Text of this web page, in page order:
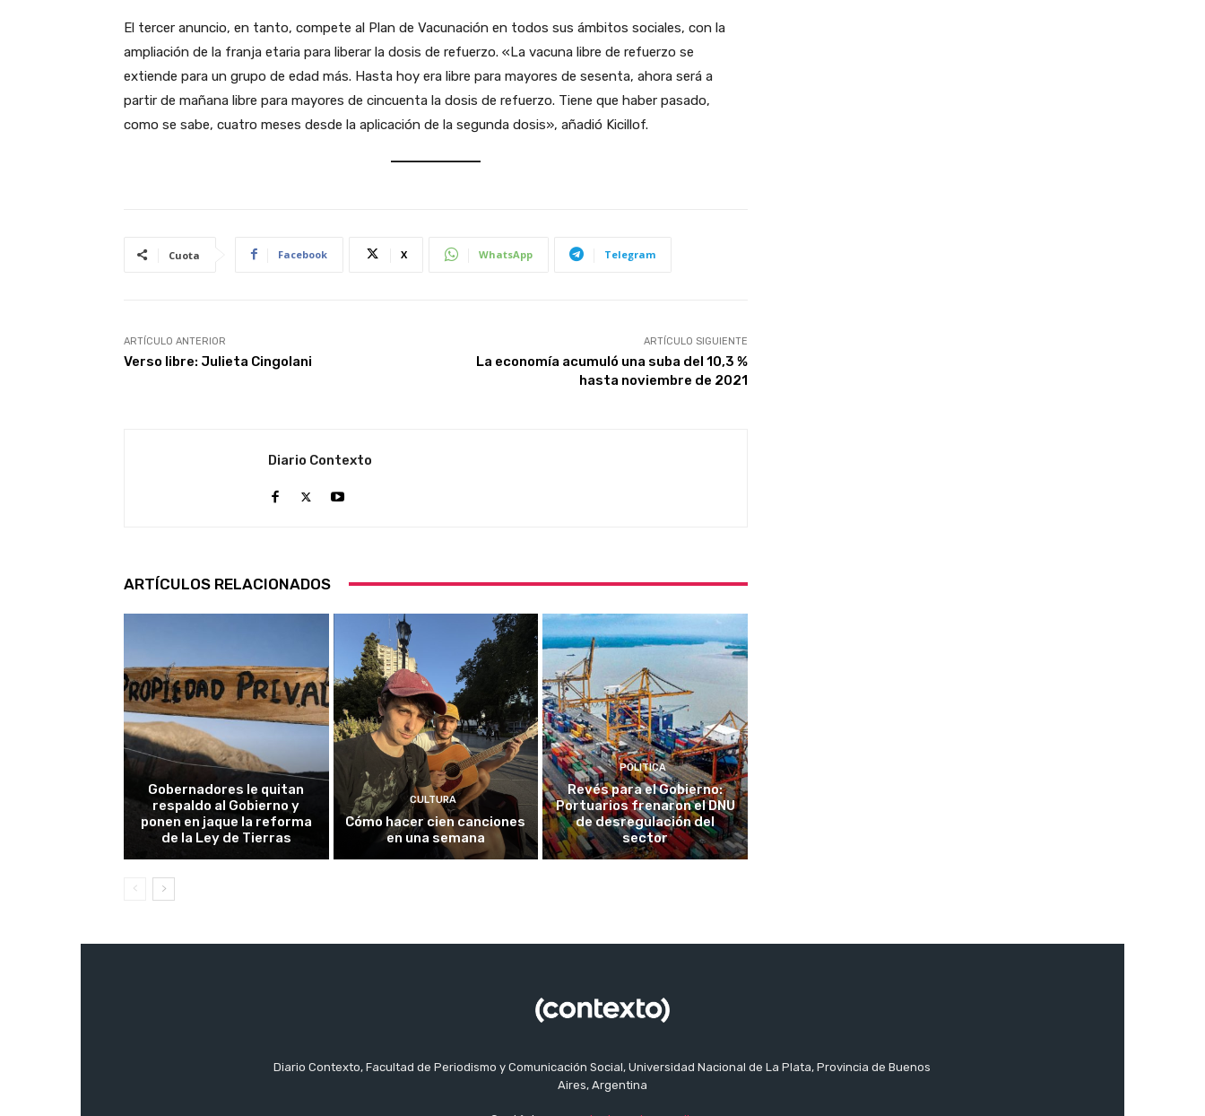
El tercer anuncio, en tanto, compete al Plan de Vacunación en todos sus ámbitos sociales, con la
ampliación de la franja etaria para liberar la dosis de refuerzo. «La vacuna libre de refuerzo se
extiende para un grupo de edad más. Hasta hoy era libre para mayores de sesenta, ahora será a
partir de mañana libre para mayores de cincuenta la dosis de refuerzo. Tiene que haber pasado,
como se sabe, cuatro meses desde la aplicación de la segunda dosis», añadió Kicillof.
Cuota Facebook X WhatsApp Telegram
ARTÍCULO ANTERIOR
Verso libre: Julieta Cingolani
ARTÍCULO SIGUIENTE
La economía acumuló una suba del 10,3 %
hasta noviembre de 2021
Diario Contexto
ARTÍCULOS RELACIONADOS
Gobernadores le quitan
respaldo al Gobierno y
ponen en jaque la reforma
de la Ley de Tierras
CULTURA
Cómo hacer cien canciones
en una semana
POLITICA
Revés para el Gobierno:
Portuarios frenaron el DNU
de desregulación del
sector
Diario Contexto, Facultad de Periodismo y Comunicación Social, Universidad Nacional de La Plata, Provincia de Buenos
Aires, Argentina